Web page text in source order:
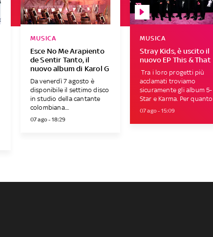
Esce No Me Arapiento
de Sentir Tanto, il
nuovo album di Karol G
MUSICA
Da venerdì 7 agosto è
disponibile il settimo disco
in studio della cantante
colombiana....
07 ago - 18:29
Stray Kids, è uscito il
nuovo EP This & That
MUSICA
Tra i loro progetti più
acclamati troviamo
sicuramente gli album 5-
Star e Karma. Per quanto...
07 ago - 15:09